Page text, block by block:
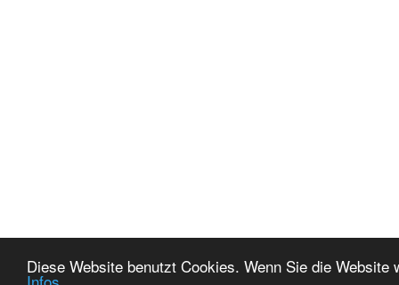
Diese Website benutzt Cookies. Wenn Sie die